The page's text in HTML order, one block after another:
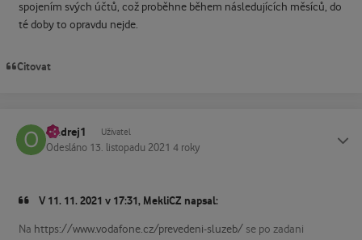
spojením svých účtů, což proběhne během následujících měsíců, do
té doby to opravdu nejde.
Citovat
Ondrej1 Uživatel
Odesláno 13. listopadu 2021 4 roky
V 11. 11. 2021 v 17:31, MekliCZ napsal:
Na https://www.vodafone.cz/prevedeni-sluzeb/ se po zadani